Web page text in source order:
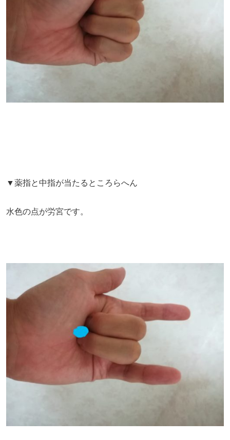
▼薬指と中指が当たるところらへん
水色の点が労宮です。